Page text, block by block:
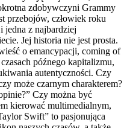
zdobywczyni Grammy
przebojów, człowiek roku
jedna z najbardziej
Jej historia nie jest prosta.
o emancypacji, coming of
późnego kapitalizmu,
autentyczności. Czy
może czarnym charakterem?
Czy można być
kierować multimedialnym,
Swift” to pasjonująca